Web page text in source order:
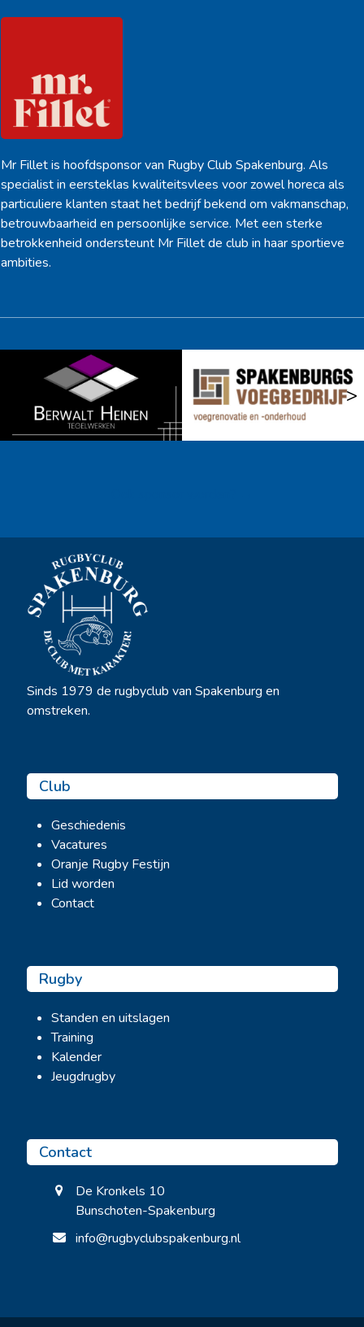
Mr Fillet is hoofdsponsor van Rugby Club Spakenburg. Als
specialist in eersteklas kwaliteitsvlees voor zowel horeca als
particuliere klanten staat het bedrijf bekend om vakmanschap,
betrouwbaarheid en persoonlijke service. Met een sterke
betrokkenheid ondersteunt Mr Fillet de club in haar sportieve
ambities.
>
Sinds 1979 de rugbyclub van Spakenburg en
omstreken.
Club
Geschiedenis
Vacatures
Oranje Rugby Festijn
Lid worden
Contact
Rugby
Standen en uitslagen
Training
Kalender
Jeugdrugby
Contact
De Kronkels 10
Bunschoten-Spakenburg
info@rugbyclubspakenburg.nl